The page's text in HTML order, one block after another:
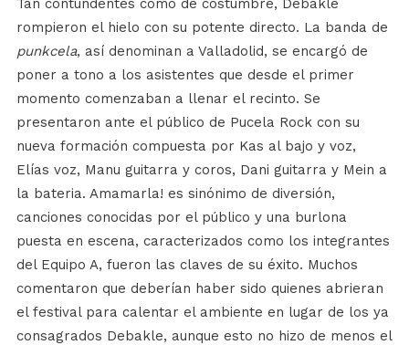
Tan contundentes como de costumbre, Debakle
rompieron el hielo con su potente directo. La banda de
punkcela, así denominan a Valladolid, se encargó de
poner a tono a los asistentes que desde el primer
momento comenzaban a llenar el recinto. Se
presentaron ante el público de Pucela Rock con su
nueva formación compuesta por Kas al bajo y voz,
Elías voz, Manu guitarra y coros, Dani guitarra y Mein a
la bateria. Amamarla! es sinónimo de diversión,
canciones conocidas por el público y una burlona
puesta en escena, caracterizados como los integrantes
del Equipo A, fueron las claves de su éxito. Muchos
comentaron que deberían haber sido quienes abrieran
el festival para calentar el ambiente en lugar de los ya
consagrados Debakle, aunque esto no hizo de menos el